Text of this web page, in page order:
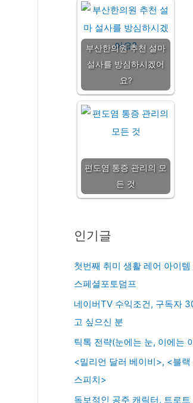
부산한의원 추천 설마
설사를 방심하시겠어
요?
편도염 통증 관리의 모
든 것
인기글
첫번째 취미 생활 레어 아이
스페셜포토덤프
네이버TV 수익조건, 구독자
고 싶으신 분
틱톡 전략(눈에는 눈, 이에는
<밀리언 달러 베이비>, <블
스피치>
독보적인 공주 캐릭터, 트로